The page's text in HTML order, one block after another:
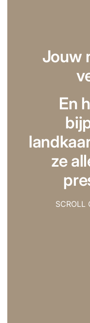
Jouw
En
ze
SCROLL